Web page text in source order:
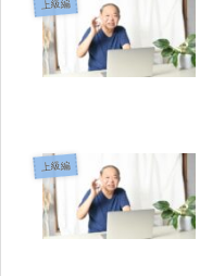
上級編
上級編